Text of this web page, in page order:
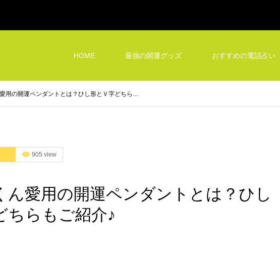
HOME 最強の開運グッズ おすすめの電話占い
用の開運ペンダントとは？ひし形とＶ字どちら…
905 view
ん愛用の開運ペンダントとは？ひし
ちらもご紹介♪